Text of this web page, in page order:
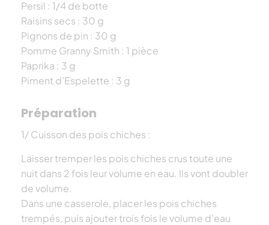
Persil : 1/4 de botte
Raisins secs : 30 g
Pignons de pin : 30 g
Pomme Granny Smith : 1 pièce
Paprika : 3 g
Piment d’Espelette : 3 g
Préparation
1/ Cuisson des pois chiches :
Laisser tremper les pois chiches crus toute une
nuit dans 2 fois leur volume en eau. Ils vont doubler
de volume.
Dans une casserole, placer les pois chiches
trempés, puis ajouter trois fois le volume d’eau